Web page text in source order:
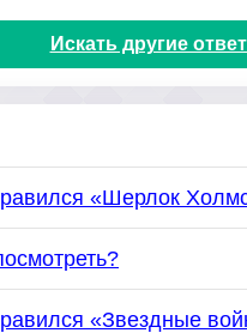
Искать другие
«Шерлок
«Звездные